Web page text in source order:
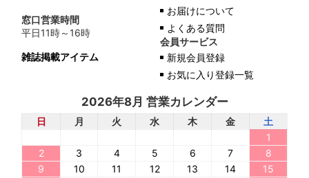
窓口営業時間
平日11時～16時
雑誌掲載アイテム
お届けについて
よくある質問
会員サービス
新規会員登録
お気に入り登録一覧
2026年8月 営業カレンダー
日 月 火 水 木 金
土
1
2
3 4 5 6 7
8
9
10 11 12 13 14
15